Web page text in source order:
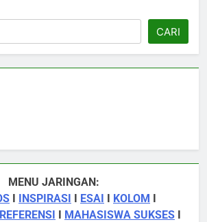
CARI
MENU JARINGAN:
I INSPIRASI I ESAI I KOLOM I
REFERENSI I MAHASISWA SUKSES I